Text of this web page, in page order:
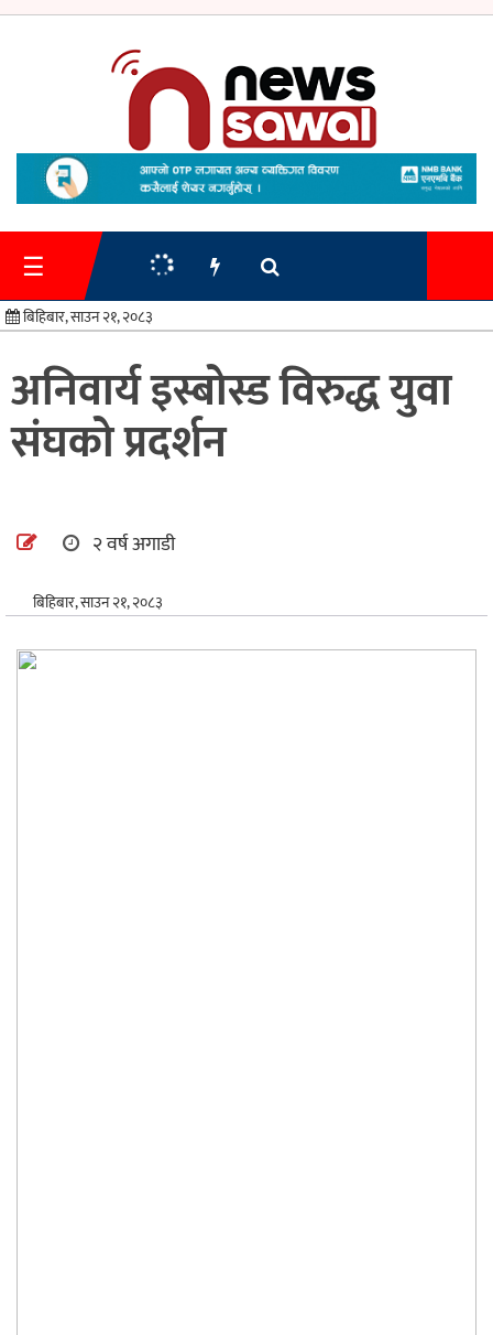
गृहपृष्ठ
समाचार
प्रशासन
स्वास्थ्य/
शिक्षा
☰
बिहिबार, साउन २१, २०८३
अनिवार्य इस्बोस्ड विरुद्ध युवा
संघको प्रदर्शन
२ वर्ष अगाडी
बिहिबार, साउन २१, २०८३